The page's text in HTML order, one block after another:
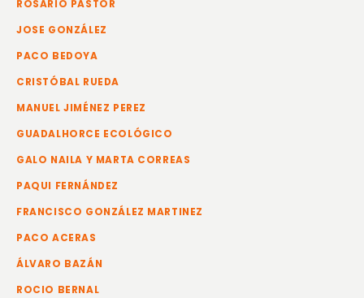
ROSARIO PASTOR
JOSE GONZÁLEZ
PACO BEDOYA
CRISTÓBAL RUEDA
MANUEL JIMÉNEZ PEREZ
GUADALHORCE ECOLÓGICO
GALO NAILA Y MARTA CORREAS
PAQUI FERNÁNDEZ
FRANCISCO GONZÁLEZ MARTINEZ
PACO ACERAS
ÁLVARO BAZÁN
ROCIO BERNAL